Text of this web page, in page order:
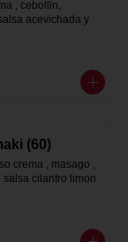
, cebollin,
acevichada y
(60)
crema , masago ,
cilantro limon